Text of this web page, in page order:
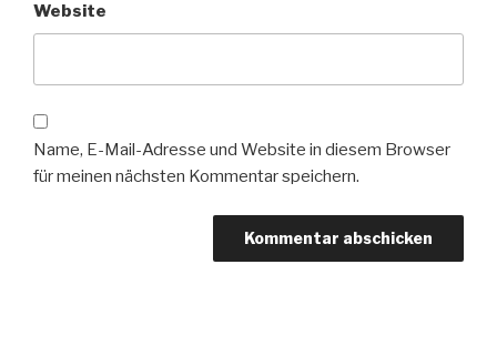
Website
Name, E-Mail-Adresse und Website in diesem Browser
für meinen nächsten Kommentar speichern.